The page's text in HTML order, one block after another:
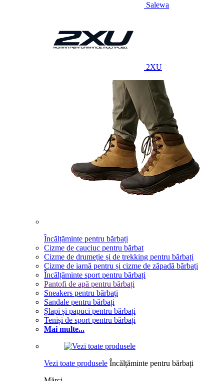
Salewa
2XU
Încălțăminte pentru bărbați
Cizme de cauciuc pentru bărbat
Cizme de drumeție și de trekking pentru bărbați
Cizme de iarnă pentru și cizme de zăpadă bărbați
Încălțăminte sport pentru bărbați
Pantofi de apă pentru bărbați
Sneakers pentru bărbați
Sandale pentru bărbați
Șlapi și papuci pentru bărbați
Teniși de sport pentru bărbați
Mai multe...
Vezi toate produsele Încălțăminte pentru bărbați